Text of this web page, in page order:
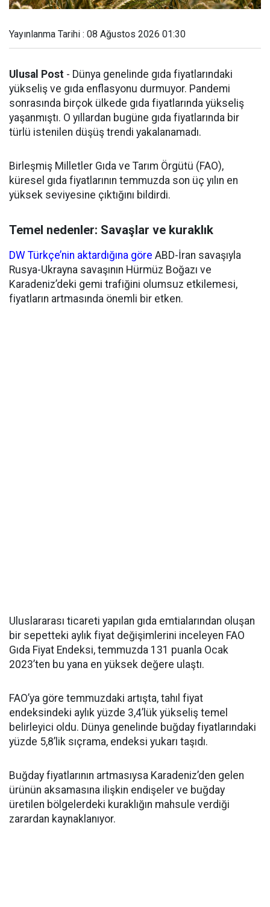
Yayınlanma Tarihi : 08 Ağustos 2026 01:30
Ulusal Post - Dünya genelinde gıda fiyatlarındaki
yükseliş ve gıda enflasyonu durmuyor. Pandemi
sonrasında birçok ülkede gıda fiyatlarında yükseliş
yaşanmıştı. O yıllardan bugüne gıda fiyatlarında bir
türlü istenilen düşüş trendi yakalanamadı.
Birleşmiş Milletler Gıda ve Tarım Örgütü (FAO),
küresel gıda fiyatlarının temmuzda son üç yılın en
yüksek seviyesine çıktığını bildirdi.
Temel nedenler: Savaşlar ve kuraklık
DW Türkçe’nin aktardığına göre ABD-İran savaşıyla
Rusya-Ukrayna savaşının Hürmüz Boğazı ve
Karadeniz’deki gemi trafiğini olumsuz etkilemesi,
fiyatların artmasında önemli bir etken.
Uluslararası ticareti yapılan gıda emtialarından oluşan
bir sepetteki aylık fiyat değişimlerini inceleyen FAO
Gıda Fiyat Endeksi, temmuzda 131 puanla Ocak
2023’ten bu yana en yüksek değere ulaştı.
FAO’ya göre temmuzdaki artışta, tahıl fiyat
endeksindeki aylık yüzde 3,4’lük yükseliş temel
belirleyici oldu. Dünya genelinde buğday fiyatlarındaki
yüzde 5,8’lik sıçrama, endeksi yukarı taşıdı.
Buğday fiyatlarının artmasıysa Karadeniz’den gelen
ürünün aksamasına ilişkin endişeler ve buğday
üretilen bölgelerdeki kuraklığın mahsule verdiği
zarardan kaynaklanıyor.